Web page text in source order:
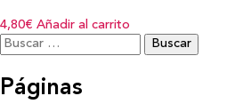
4,80€ Añadir al carrito
Buscar:
Páginas